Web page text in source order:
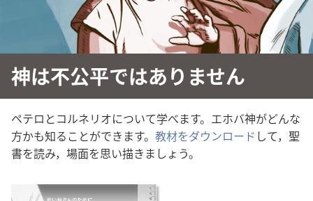
神は不公平ではありません
ペテロとコルネリオについて学べます。エホバ神がどんな
方かも知ることができます。 教材をダウンロード して，聖
書を読み，場面を思い描きましょう。